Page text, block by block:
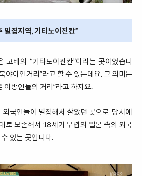
밀집지역, 기타노이진칸”
고베의 “기타노이진칸”이라는 곳이었습니
야이인거리”라고 할 수 있는데요. 그 의미는
이방인들의 거리”라고 하지요.
국인들이 밀집해서 살았던 곳으로, 당시에
로 보존해서 18세기 무렵의 일본 속의 외국
있는 곳입니다.